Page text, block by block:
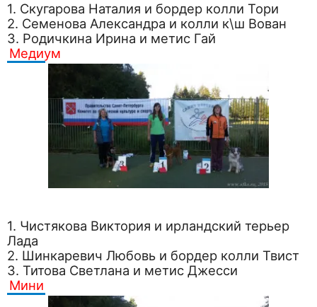
1. Скугарова Наталия и бордер колли Тори
2. Семенова Александра и колли к\ш Вован
3. Родичкина Ирина и метис Гай
Медиум
1. Чистякова Виктория и ирландский терьер
Лада
2. Шинкаревич Любовь и бордер колли Твист
3. Титова Светлана и метис Джесси
Мини